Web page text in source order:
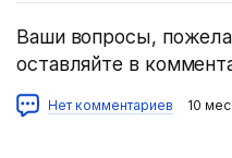
Ваши вопросы,
оставляйте в
Нет комментариев 10 мес